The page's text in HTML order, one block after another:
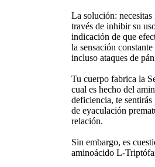
La solución:
través de inhibir su
indicación de que
la sensación
incluso ataques de
Tu cuerpo fabrica la
cual es hecho del
deficiencia, te
de eyaculación
relación.
Sin embargo, es
aminoácido L-